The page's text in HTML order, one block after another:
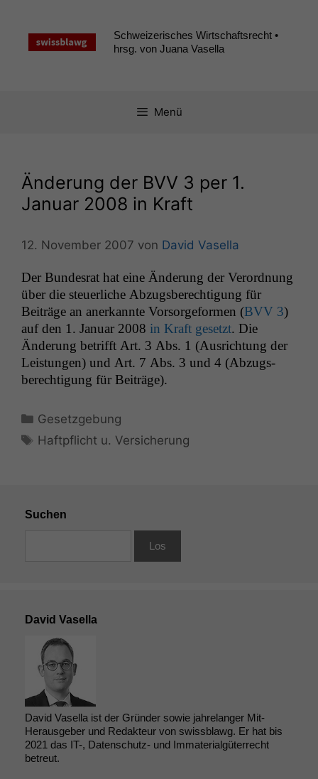
springen
Schweizerisches Wirtschaftsrecht •
hrsg. von Juana Vasella
Menü
Änderung der BVV 3 per 1.
Januar 2008 in Kraft
12. November 2007 von David Vasella
Der Bun­desrat hat eine Änderung der Verord­nung
über die steuer­liche Abzugs­berech­ti­gung für
Beiträge an anerkan­nte Vor­sorge­for­men (BVV 3)
auf den 1. Jan­u­ar 2008 in Kraft geset­zt. Die
Änderung bet­rifft Art. 3 Abs. 1 (Aus­rich­tung der
Leis­tun­gen) und Art. 7 Abs. 3 und 4 (Abzugs­
berech­ti­gung für Beiträge).
Kategorien
Gesetzgebung
Schlagwörter
Haftpflicht u. Versicherung
Suchen
David Vasella
David Vasella ist der Gründer sowie jahrelanger Mit-
Herausgeber und Redakteur von swissblawg. Er hat bis
2021 das IT-, Datenschutz- und Immaterialgüterrecht
betreut.